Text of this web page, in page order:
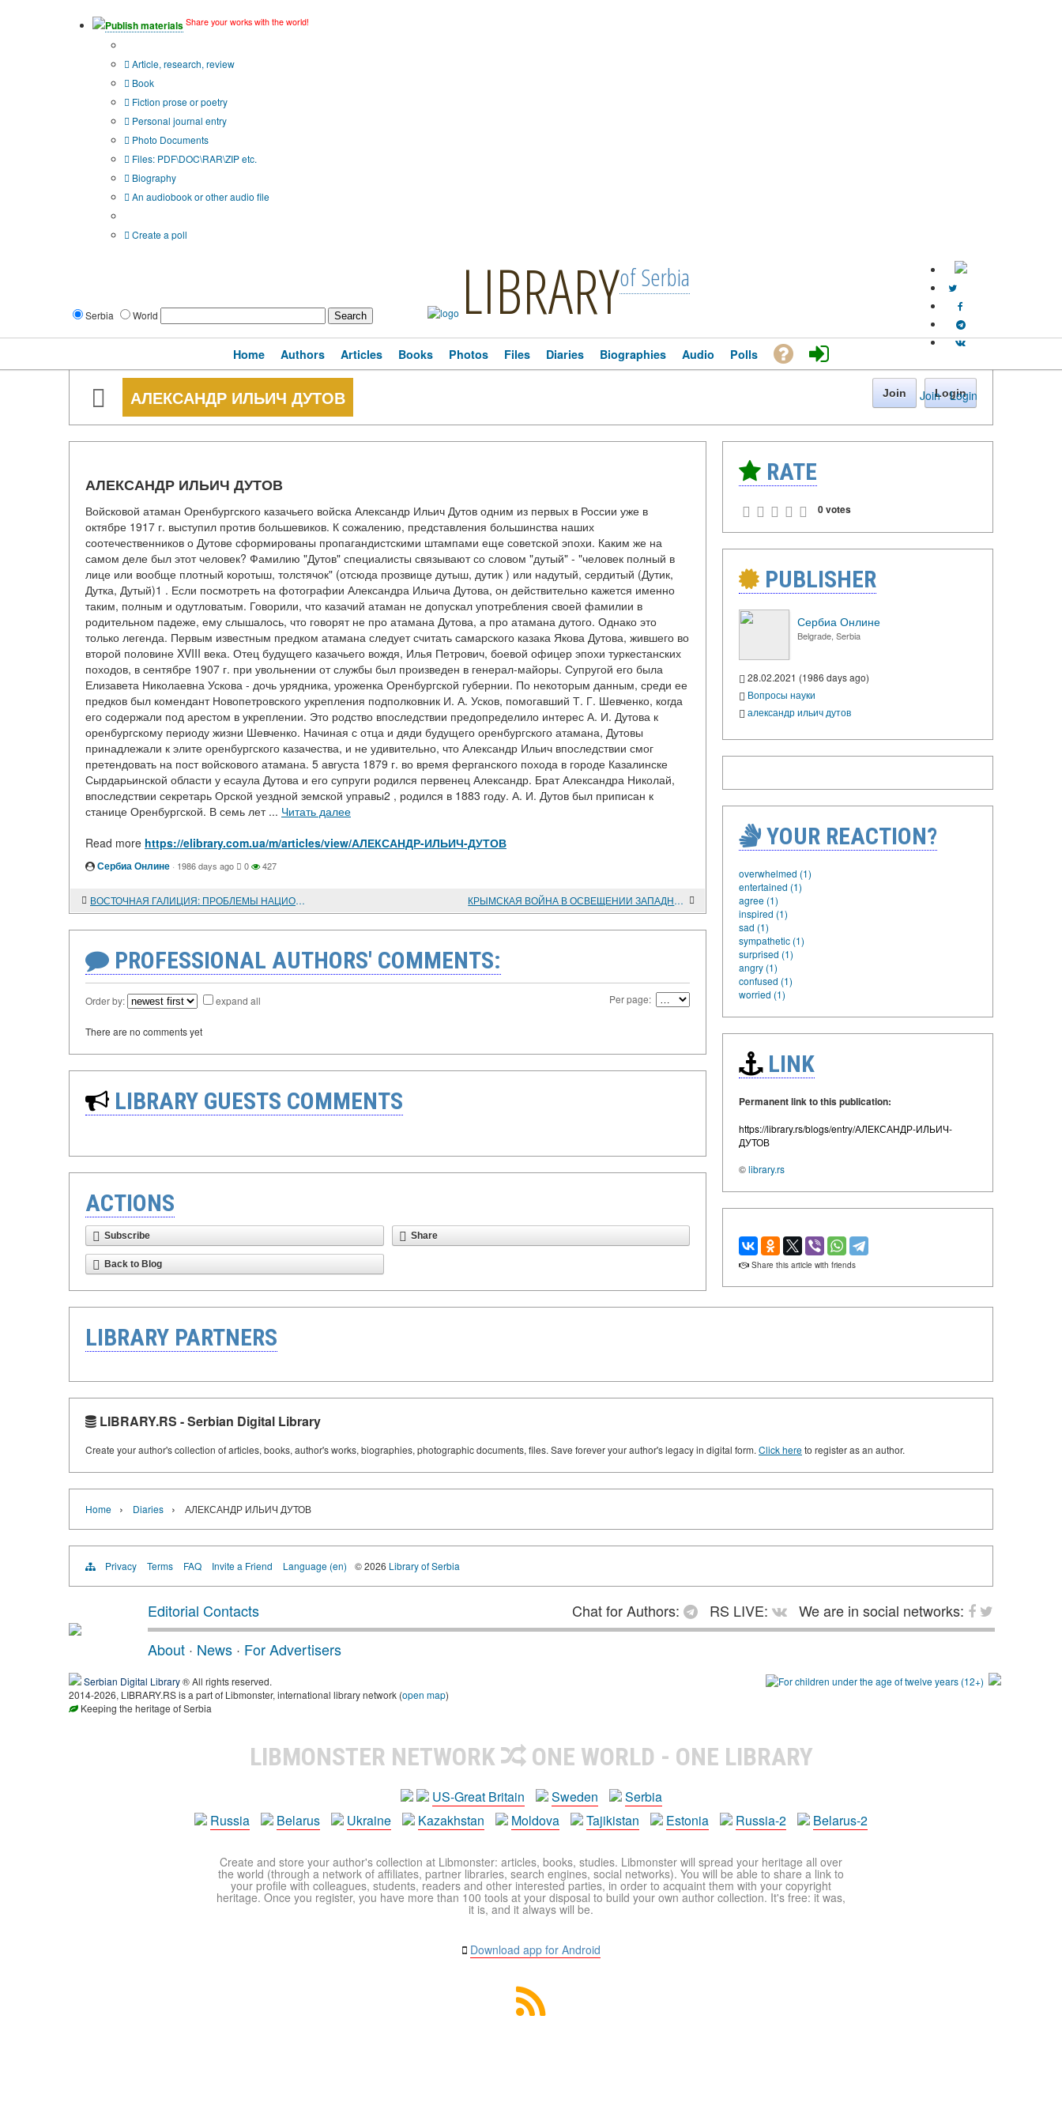
Publish materials Share your works with the world!
Article, research, review
Book
Fiction prose or poetry
Personal journal entry
Photo Documents
Files: PDF\DOC\RAR\ZIP etc.
Biography
An audiobook or other audio file
Create a poll
Serbia World LIBRARYof Serbia
Join · Login
Home Authors Articles Books Photos Files Diaries Biographies Audio Polls
АЛЕКСАНДР ИЛЬИЧ ДУТОВ Join Login
АЛЕКСАНДР ИЛЬИЧ ДУТОВ
Войсковой атаман Оренбургского казачьего войска Александр Ильич Дутов одним из первых в России уже в
октябре 1917 г. выступил против большевиков. К сожалению, представления большинства наших
соотечественников о Дутове сформированы пропагандистскими штампами еще советской эпохи. Каким же на
самом деле был этот человек? Фамилию "Дутов" специалисты связывают со словом "дутый" - "человек полный в
лице или вообще плотный коротыш, толстячок" (отсюда прозвище дутыш, дутик ) или надутый, сердитый (Дутик,
Дутка, Дутый)1 . Если посмотреть на фотографии Александра Ильича Дутова, он действительно кажется именно
таким, полным и одутловатым. Говорили, что казачий атаман не допускал употребления своей фамилии в
родительном падеже, ему слышалось, что говорят не про атамана Дутова, а про атамана дутого. Однако это
только легенда. Первым известным предком атамана следует считать самарского казака Якова Дутова, жившего во
второй половине XVIII века. Отец будущего казачьего вождя, Илья Петрович, боевой офицер эпохи туркестанских
походов, в сентябре 1907 г. при увольнении от службы был произведен в генерал-майоры. Супругой его была
Елизавета Николаевна Ускова - дочь урядника, уроженка Оренбургской губернии. По некоторым данным, среди ее
предков был комендант Новопетровского укрепления подполковник И. А. Усков, помогавший Т. Г. Шевченко, когда
его содержали под арестом в укреплении. Это родство впоследствии предопределило интерес А. И. Дутова к
оренбургскому периоду жизни Шевченко. Начиная с отца и дяди будущего оренбургского атамана, Дутовы
принадлежали к элите оренбургского казачества, и не удивительно, что Александр Ильич впоследствии смог
претендовать на пост войскового атамана. 5 августа 1879 г. во время ферганского похода в городе Казалинске
Сырдарьинской области у есаула Дутова и его супруги родился первенец Александр. Брат Александра Николай,
впоследствии секретарь Орской уездной земской управы2 , родился в 1883 году. А. И. Дутов был приписан к
станице Оренбургской. В семь лет ... Читать далее
Read more https://elibrary.com.ua/m/articles/view/АЛЕКСАНДР-ИЛЬИЧ-ДУТОВ
Сербиа Онлине · 1986 days ago 0 427
ВОСТОЧНАЯ ГАЛИЦИЯ: ПРОБЛЕМЫ НАЦИОНАЛЬНО-ТЕРРИТОРИАЛЬНОГО И ПОЛИТИЧЕСКОГО РАЗМЕЖЕВАНИЯ (1914-1923 гг.) КРЫМСКАЯ ВОЙНА В ОСВЕЩЕНИИ ЗАПАДНИКОВ
PROFESSIONAL AUTHORS' COMMENTS:
Order by: expand all Per page:
There are no comments yet
LIBRARY GUESTS COMMENTS
ACTIONS
Subscribe Share
Back to Blog
RATE
0 votes
PUBLISHER
Сербиа Онлине
Belgrade, Serbia
28.02.2021 (1986 days ago)
Вопросы науки
александр ильич дутов
YOUR REACTION?
overwhelmed (1)
entertained (1)
agree (1)
inspired (1)
sad (1)
sympathetic (1)
surprised (1)
angry (1)
confused (1)
worried (1)
LINK
Permanent link to this publication:
https://library.rs/blogs/entry/АЛЕКСАНДР-ИЛЬИЧ-
ДУТОВ
©library.rs
Share this article with friends
LIBRARY PARTNERS
LIBRARY.RS - Serbian Digital Library
Create your author's collection of articles, books, author's works, biographies, photographic documents, files. Save forever your author's legacy in digital form. Click hereto register as an author.
Home › Diaries › АЛЕКСАНДР ИЛЬИЧ ДУТОВ
Privacy Terms FAQ Invite a Friend Language (en) © 2026 Library of Serbia
Editorial Contacts Chat for Authors: RS LIVE:
We are in social networks:
About · News · For Advertisers
Serbian Digital Library® All rights reserved.
2014-2026, LIBRARY.RS is a part of Libmonster, international library network (open map)
Keeping the heritage of Serbia
LIBMONSTER NETWORK ONE WORLD - ONE LIBRARY
US-Great Britain Sweden
Serbia
Russia
Belarus Ukraine Kazakhstan Moldova Tajikistan Estonia Russia-2 Belarus-2
Create and store your author's collection at Libmonster: articles, books, studies. Libmonster will spread your heritage all over
the world (through a network of affiliates, partner libraries, search engines, social networks). You will be able to share a link to
your profile with colleagues, students, readers and other interested parties, in order to acquaint them with your copyright
heritage. Once you register, you have more than 100 tools at your disposal to build your own author collection. It's free: it was,
it is, and it always will be.
Download app for Android